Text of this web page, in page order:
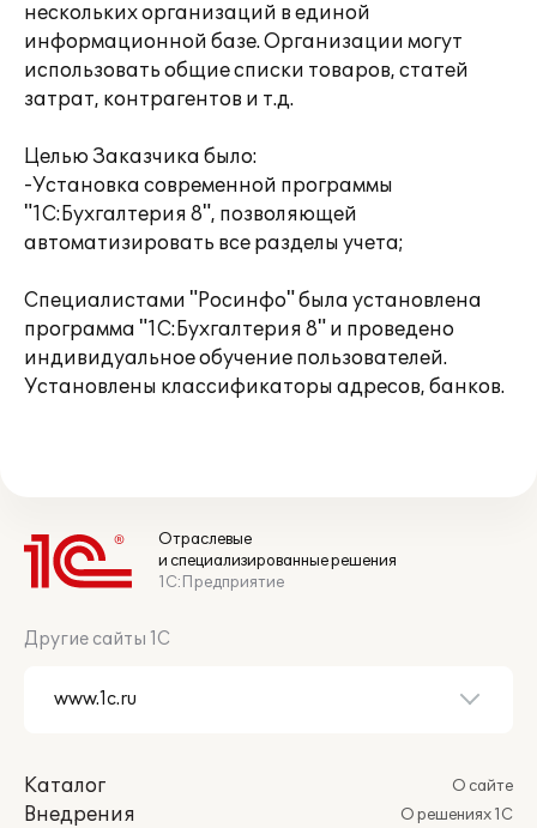
нескольких организаций в единой
информационной базе. Организации могут
использовать общие списки товаров, статей
затрат, контрагентов и т.д.
Целью Заказчика было:
-Установка современной программы
"1С:Бухгалтерия 8", позволяющей
автоматизировать все разделы учета;
Специалистами "Росинфо" была установлена
программа "1С:Бухгалтерия 8" и проведено
индивидуальное обучение пользователей.
Установлены классификаторы адресов, банков.
Отраслевые
и специализированные решения
1С:Предприятие
Другие сайты 1С
Каталог
Внедрения
О сайте
О решениях 1С